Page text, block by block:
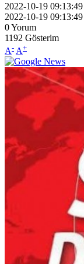
2022-10-19 09:13:49
2022-10-19 09:13:49
0Yorum
1192 Gösterim
A- A+